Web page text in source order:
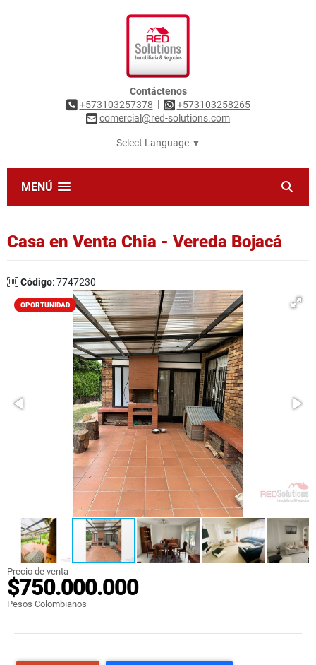
Contáctenos
+573103257378 |
+573103258265
comercial@red-solutions.com
Select Language ▼
MENÚ
Casa en Venta Chia - Vereda Bojacá
Código: 7747230
OPORTUNIDAD
Precio de venta
$750.000.000
Pesos Colombianos